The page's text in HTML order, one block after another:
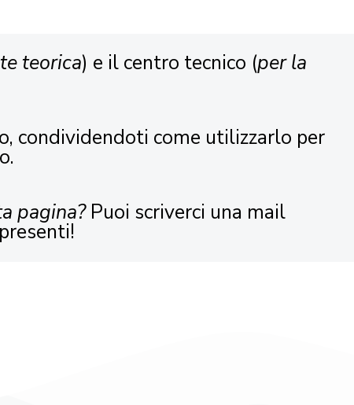
teorica) e il centro tecnico (per la
condividendoti come utilizzarlo per
pagina?Puoi scriverci una mail